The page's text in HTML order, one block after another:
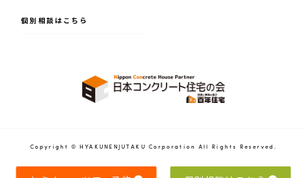
個別相談はこちら
Copyright © HYAKUNENJUTAKU Corporation All Rights Reserved.